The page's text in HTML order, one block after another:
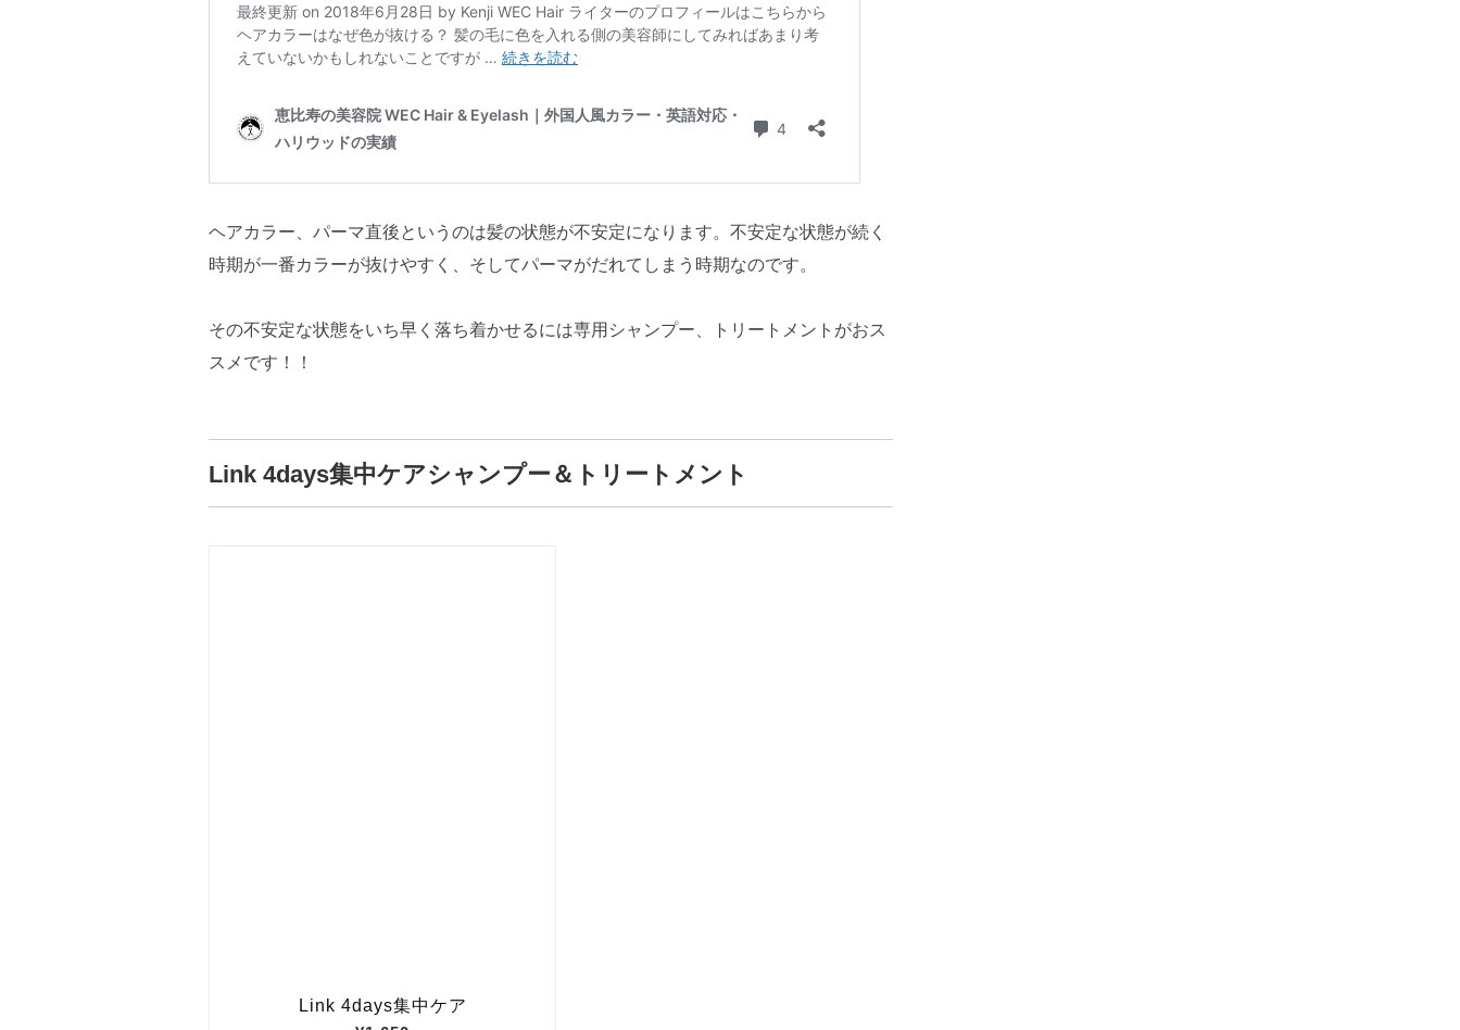
ヘアカラー、パーマ直後というのは髪の状態が不安定になります。不安定な状態が続く
時期が一番カラーが抜けやすく、そしてパーマがだれてしまう時期なのです。
その不安定な状態をいち早く落ち着かせるには専用シャンプー、トリートメントがおス
スメです！！
Link 4days集中ケアシャンプー＆トリートメント